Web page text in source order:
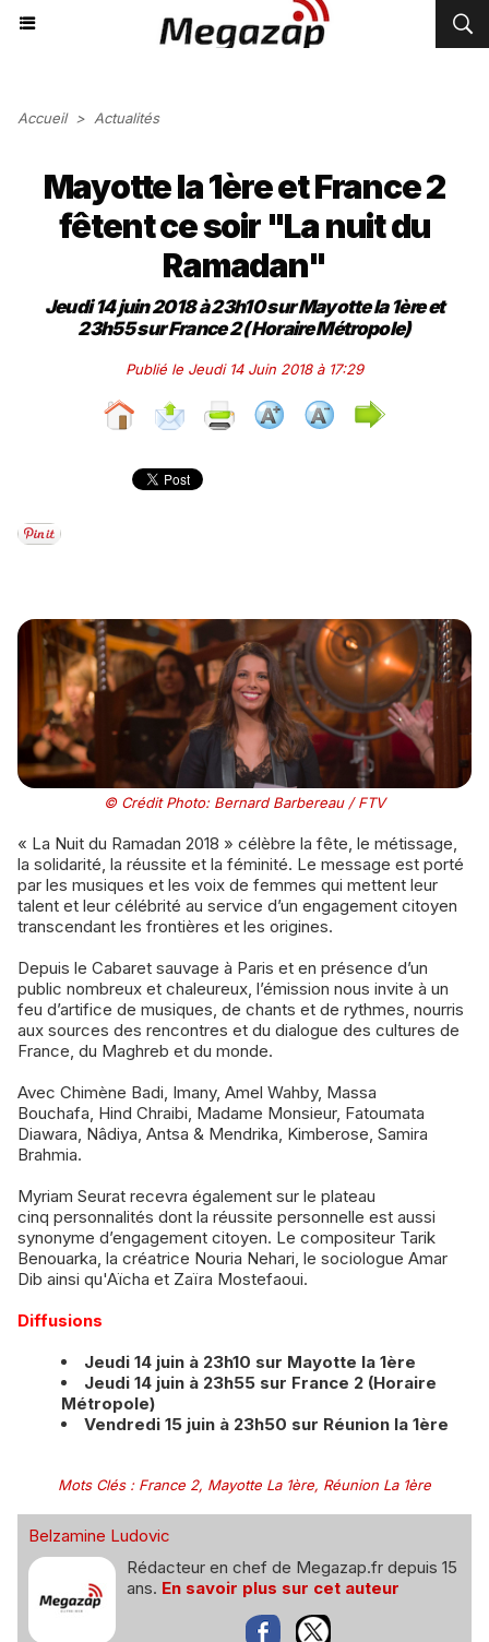
Accueil > Actualités
Mayotte la 1ère et France 2
fêtent ce soir "La nuit du
Ramadan"
Jeudi 14 juin 2018 à 23h10 sur Mayotte la 1ère et
23h55 sur France 2 (Horaire Métropole)
Publié le Jeudi 14 Juin 2018 à 17:29
© Crédit Photo: Bernard Barbereau / FTV
« La Nuit du Ramadan 2018 » célèbre la fête, le métissage,
la solidarité, la réussite et la féminité. Le message est porté
par les musiques et les voix de femmes qui mettent leur
talent et leur célébrité au service d’un engagement citoyen
transcendant les frontières et les origines.
Depuis le Cabaret sauvage à Paris et en présence d’un
public nombreux et chaleureux, l’émission nous invite à un
feu d’artifice de musiques, de chants et de rythmes, nourris
aux sources des rencontres et du dialogue des cultures de
France, du Maghreb et du monde.
Avec Chimène Badi, Imany, Amel Wahby, Massa
Bouchafa, Hind Chraibi, Madame Monsieur, Fatoumata
Diawara, Nâdiya, Antsa & Mendrika, Kimberose, Samira
Brahmia.
Myriam Seurat recevra également sur le plateau
cinq personnalités dont la réussite personnelle est aussi
synonyme d’engagement citoyen. Le compositeur Tarik
Benouarka, la créatrice Nouria Nehari, le sociologue Amar
Dib ainsi qu'Aïcha et Zaïra Mostefaoui.
Diffusions
Jeudi 14 juin à 23h10 sur Mayotte la 1ère
Jeudi 14 juin à 23h55 sur France 2 (Horaire
Métropole)
Vendredi 15 juin à 23h50 sur Réunion la 1ère
Mots Clés: France 2, Mayotte La 1ère, Réunion La 1ère
Belzamine Ludovic
Rédacteur en chef de Megazap.fr depuis 15
ans. En savoir plus sur cet auteur